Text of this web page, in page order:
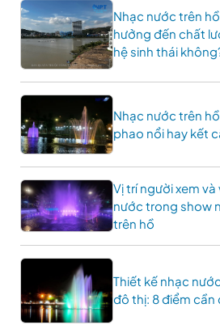
Nhạc nước trên
hưởng đến chất
hệ sinh thái
Nhạc nước trên
phao nổi hay kết
Vị trí người xem
nước trong show
trên hồ
Thiết kế nhạc
đô thị: 8 điểm cần